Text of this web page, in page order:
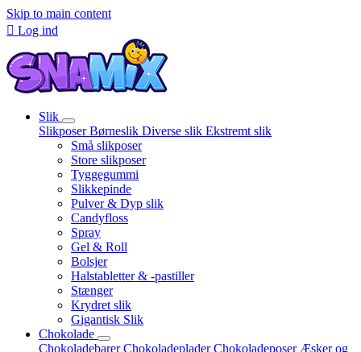
Skip to main content
 Log ind
Slik
SlikposerBørneslik Diverse slik Ekstremt slik
Små slikposer
Store slikposer
Tyggegummi
Slikkepinde
Pulver & Dyp slik
Candyfloss
Spray
Gel & Roll
Bolsjer
Halstabletter & -pastiller
Stænger
Krydret slik
Gigantisk Slik
Chokolade
ChokoladebarerChokoladepladerChokoladeposer Æsker og